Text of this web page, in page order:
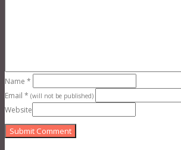
Name *
Email * (will not be published)
Website
Submit Comment